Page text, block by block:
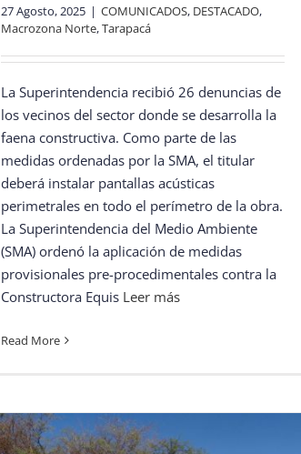
27 Agosto, 2025 | COMUNICADOS, DESTACADO,
Macrozona Norte,Tarapacá
La Superintendencia recibió 26 denuncias de
los vecinos del sector donde se desarrolla la
faena constructiva. Como parte de las
medidas ordenadas por la SMA, el titular
deberá instalar pantallas acústicas
perimetrales en todo el perímetro de la obra.
La Superintendencia del Medio Ambiente
(SMA) ordenó la aplicación de medidas
provisionales pre-procedimentales contra la
Constructora Equis Leer más
Read More